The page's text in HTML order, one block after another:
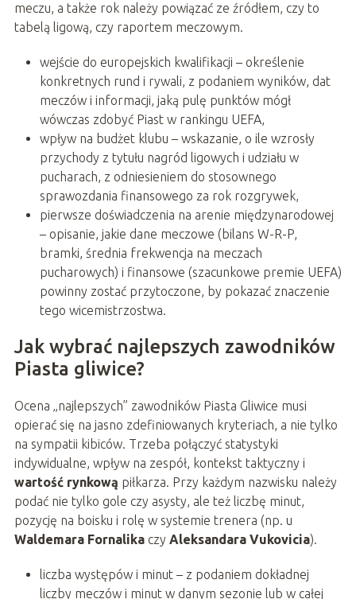
meczu, a także rok należy powiązać ze źródłem, czy to
tabelą ligową, czy raportem meczowym.
wejście do europejskich kwalifikacji – określenie
konkretnych rund i rywali, z podaniem wyników, dat
meczów i informacji, jaką pulę punktów mógł
wówczas zdobyć Piast w rankingu UEFA,
wpływ na budżet klubu – wskazanie, o ile wzrosły
przychody z tytułu nagród ligowych i udziału w
pucharach, z odniesieniem do stosownego
sprawozdania finansowego za rok rozgrywek,
pierwsze doświadczenia na arenie międzynarodowej
– opisanie, jakie dane meczowe (bilans W-R-P,
bramki, średnia frekwencja na meczach
pucharowych) i finansowe (szacunkowe premie UEFA)
powinny zostać przytoczone, by pokazać znaczenie
tego wicemistrzostwa.
Jak wybrać najlepszych zawodników
Piasta gliwice?
Ocena „najlepszych” zawodników Piasta Gliwice musi
opierać się na jasno zdefiniowanych kryteriach, a nie tylko
na sympatii kibiców. Trzeba połączyć statystyki
indywidualne, wpływ na zespół, kontekst taktyczny i
wartość rynkową piłkarza. Przy każdym nazwisku należy
podać nie tylko gole czy asysty, ale też liczbę minut,
pozycję na boisku i rolę w systemie trenera (np. u
Waldemara Fornalikaczy Aleksandara Vukovicia).
liczba występów i minut – z podaniem dokładnej
liczby meczów i minut w danym sezonie lub w całej